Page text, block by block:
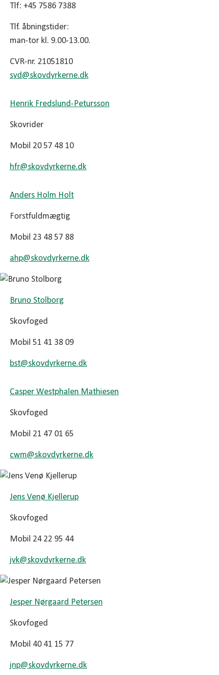
Tlf: +45 7586 7388
Tlf. åbningstider:
man-tor kl. 9.00-13.00.
CVR-nr. 21051810
syd@skovdyrkerne.dk
Henrik Fredslund-Petursson
Skovrider
Mobil 20 57 48 10
hfr@skovdyrkerne.dk
Anders Holm Holt
Forstfuldmægtig
Mobil 23 48 57 88
ahp@skovdyrkerne.dk
Bruno Stolborg
Skovfoged
Mobil 51 41 38 09
bst@skovdyrkerne.dk
Casper Westphalen Mathiesen
Skovfoged
Mobil 21 47 01 65
cwm@skovdyrkerne.dk
Jens Venø Kjellerup
Skovfoged
Mobil 24 22 95 44
jvk@skovdyrkerne.dk
Jesper Nørgaard Petersen
Skovfoged
Mobil 40 41 15 77
jnp@skovdyrkerne.dk